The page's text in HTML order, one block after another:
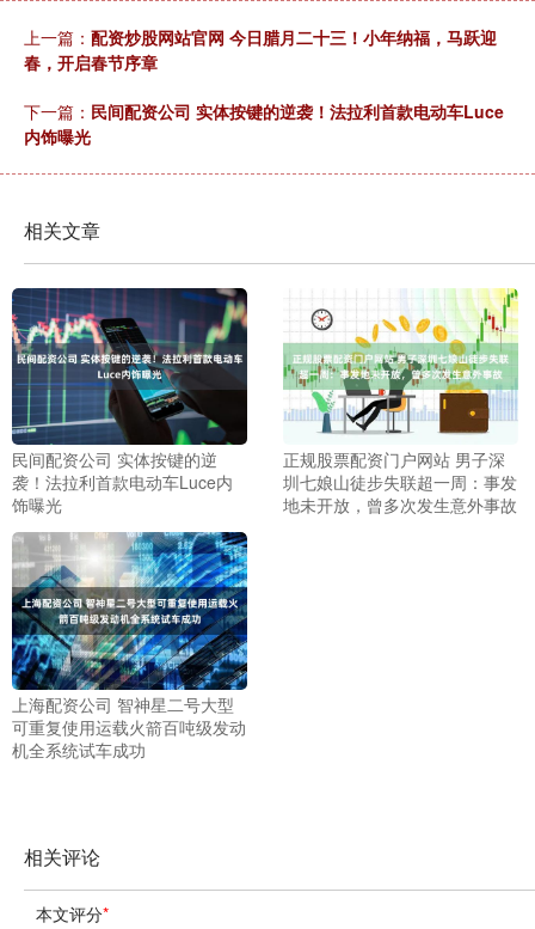
上一篇： 配资炒股网站官网 今日腊月二十三！小年纳福，马跃迎
春，开启春节序章
下一篇： 民间配资公司 实体按键的逆袭！法拉利首款电动车Luce
内饰曝光
相关文章
民间配资公司 实体按键的逆
袭！法拉利首款电动车Luce内
饰曝光
正规股票配资门户网站 男子深
圳七娘山徒步失联超一周：事发
地未开放，曾多次发生意外事故
上海配资公司 智神星二号大型
可重复使用运载火箭百吨级发动
机全系统试车成功
相关评论
本文评分*